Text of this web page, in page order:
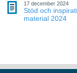
17 december 2024
Stöd och
material 2024